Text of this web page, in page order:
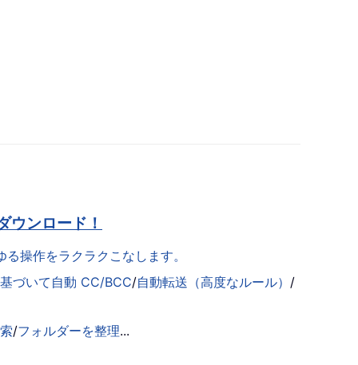
ウンロード！
操作をラクラクこなします。
づいて自動 CC/BCC/自動転送（高度なルール） /
/フォルダーを整理...